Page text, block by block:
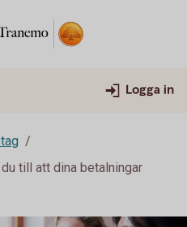
Logga in
till att dina betalningar